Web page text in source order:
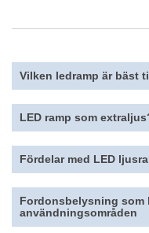
Vilken ledramp är bäst
LED ramp som
Fördelar med LED
Fordonsbelysning som
användningsområden